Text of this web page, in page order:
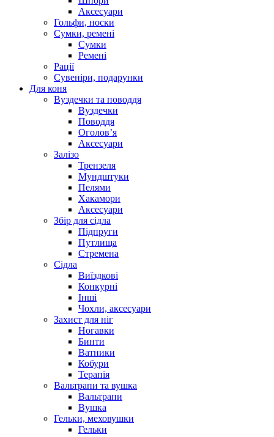
Аксесуари
Гольфи, носки
Сумки, ремені
Сумки
Ремені
Рації
Сувеніри, подарунки
Для коня
Вуздечки та поводдя
Вуздечки
Поводдя
Оголов’я
Аксесуари
Залізо
Трензеля
Мундштуки
Пелями
Хакамори
Аксесуари
Збір для сідла
Підпруги
Путлища
Стремена
Сідла
Виїздкові
Конкурні
Інші
Чохли, аксесуари
Захист для ніг
Ногавки
Бинти
Ватники
Кобури
Терапія
Вальтрапи та вушка
Вальтрапи
Вушка
Гельки, меховушки
Гельки